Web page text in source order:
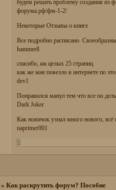
будем решать проблему создания из
форума.рф/фм-1-2/
Некоторые Отзывы о книге
Все подробно расписано.
hammer8
спасибо, аж целых 25 страниц
как же мне повезло в интернете по
dev1
Понравился манул тем что все по
Dark Joker
Как новичок узнал много нового,
naprimer001
0
» Как раскрутить форум? Пособие